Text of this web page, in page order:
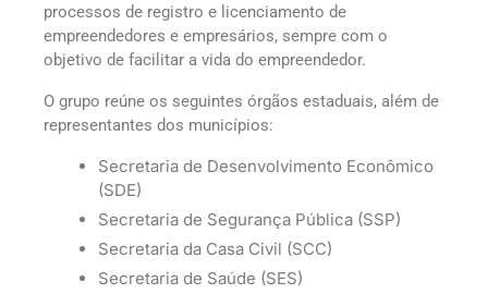
processos de registro e licenciamento de
empreendedores e empresários, sempre com o
objetivo de facilitar a vida do empreendedor.
O grupo reúne os seguintes órgãos estaduais, além de
representantes dos municípios:
Secretaria de Desenvolvimento Econômico
(SDE)
Secretaria de Segurança Pública (SSP)
Secretaria da Casa Civil (SCC)
Secretaria de Saúde (SES)